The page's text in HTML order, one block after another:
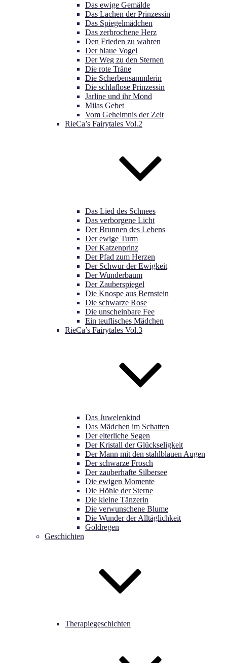
Das ewige Gemälde
Das Lachen der Prinzessin
Das Spiegelmädchen
Das zerbrochene Herz
Den Frieden zu wahren
Der blaue Vogel
Der Weg zu den Sternen
Die rote Träne
Die Scherbensammlerin
Die schlaflose Prinzessin
Jarline und ihr Mond
Milas Gebet
Vom Geheimnis der Zeit
RieCa’s Fairytales Vol.2
Das Lied des Schnees
Das verborgene Licht
Der Brunnen des Lebens
Der ewige Turm
Der Katzenprinz
Der Pfad zum Herzen
Der Schwur der Ewigkeit
Der Wunderbaum
Der Zauberspiegel
Die Knospe aus Bernstein
Die schwarze Rose
Die unscheinbare Fee
Ein teuflisches Mädchen
RieCa’s Fairytales Vol.3
Das Juwelenkind
Das Mädchen im Schatten
Der elterliche Segen
Der Kristall der Glückseligkeit
Der Mann mit den stahlblauen Augen
Der schwarze Frosch
Der zauberhafte Silbersee
Die ewigen Momente
Die Höhle der Sterne
Die kleine Tänzerin
Die verwunschene Blume
Die Wunder der Alltäglichkeit
Goldregen
Geschichten
Therapiegeschichten